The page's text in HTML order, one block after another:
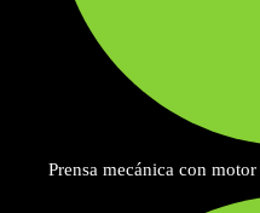
Prensa mecánica con